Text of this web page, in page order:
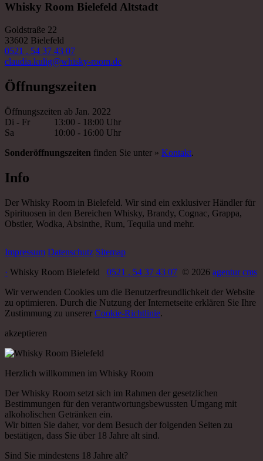
Whisky Room Bielefeld Altstadt
Goldstraße 22
33602 Bielefeld
0521 . 54 37 43 07
claudia.kulig@whisky-room.de
Öffnungszeiten
Öffnungszeiten ab Jan. 2022
Di - Fr
13:00 - 18:00 Uhr
Sa
10:00 - 16:00 Uhr
Sonderöffnungszeiten finden Sie unter » Kontakt.
Info
Der Whisky Room in Bielefeld. Wir sind ein exklusiver Händler für
Spirituosen in den Bereichen Whisky, Brandy, Cognac, Grappa,
Obstler, Wodka, Absinthe, Rum, Tequila und mehr.
Impressum Datenschutz Sitemap
· Whisky Room Bielefeld 0521 . 54 37 43 07 © 2026 agentur cms
Wir verwenden Cookies um die Benutzerfreundlichkeit der Website
zu optimieren. Durch die Nutzung der Internetseite erklären Sie Ihre
Zustimmung zu unserer Cookie-Richtlinie.
akzeptieren
Herzlich willkommen im Whisky Room
Der Whisky Room setzt sich im Rahmen der gesetzlichen
Bestimmungen für den verantwortungsbewussten Umgang mit
alkoholischen Getränken ein.
Wir bitten Sie daher, vor dem Besuch der folgenden Seiten zu
bestätigen, dass Sie über 18 Jahre alt sind.
Sind Sie mindestens 18 Jahre alt?